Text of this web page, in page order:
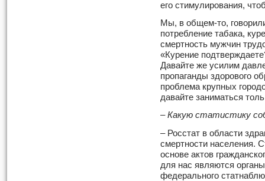
его стимулирования,
Мы, в общем-то,
потребление табака,
смертность мужчин
«Курение
Давайте же усилим
пропаганды здорового
проблема крупных
давайте заниматься
– Какую статистику
– Росстат в области
смертности населения.
основе актов
для нас являются
федерального